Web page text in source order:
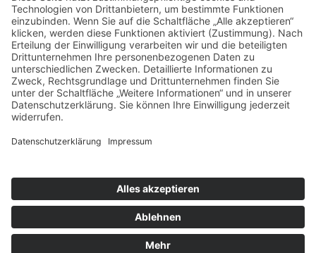
Facebook
Instagram
Umsetzung:DOUBLE-A-DESIGN
Kontakt
Impressum
Datenschutzerklärung
Mitgliederbereich
Umsetzung:
Suche
Hier können Sie die gesamte Webseite durchsuchen: